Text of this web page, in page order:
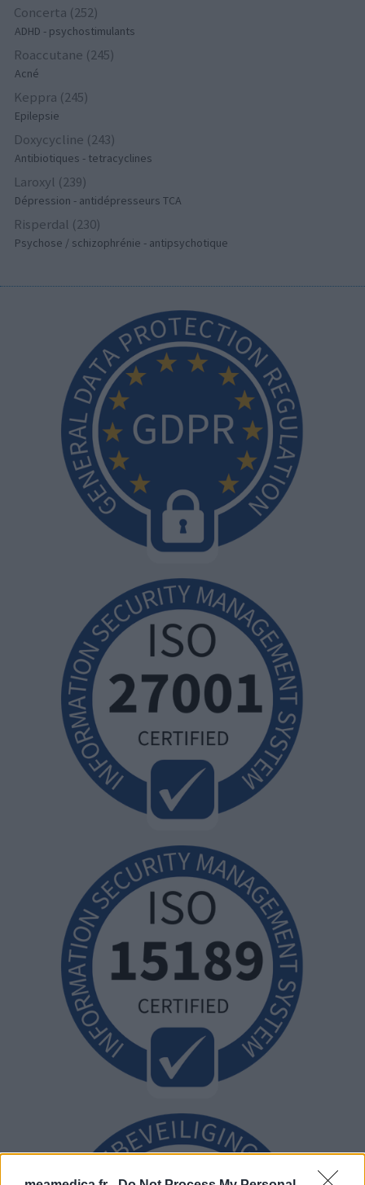
Concerta (252)
ADHD - psychostimulants
Roaccutane (245)
Acné
Keppra (245)
Epilepsie
Doxycycline (243)
Antibiotiques - tetracyclines
Laroxyl (239)
Dépression - antidépresseurs TCA
Risperdal (230)
Psychose / schizophrénie - antipsychotique